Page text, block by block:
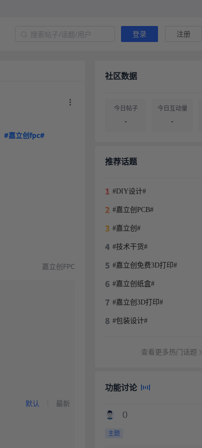
登录 注册
#嘉立创fpc#
嘉立创FPC
默认 最新
社区数据
今日帖子
-
今日互动量
-
-
推荐话题
#DIY设计#
#嘉立创PCB#
#嘉立创#
#技术干货#
#嘉立创免费3D打印#
#嘉立创纸盒#
#嘉立创3D打印#
#包装设计#
查看更多热门话题
功能讨论
（）
主题